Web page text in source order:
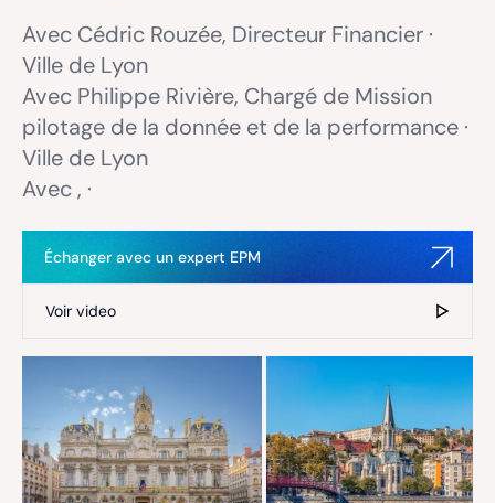
Avec Cédric Rouzée, Directeur Financier ·
Ville de Lyon
Avec Philippe Rivière, Chargé de Mission
pilotage de la donnée et de la performance ·
Ville de Lyon
Avec , ·
Échanger avec un expert EPM
Voir video